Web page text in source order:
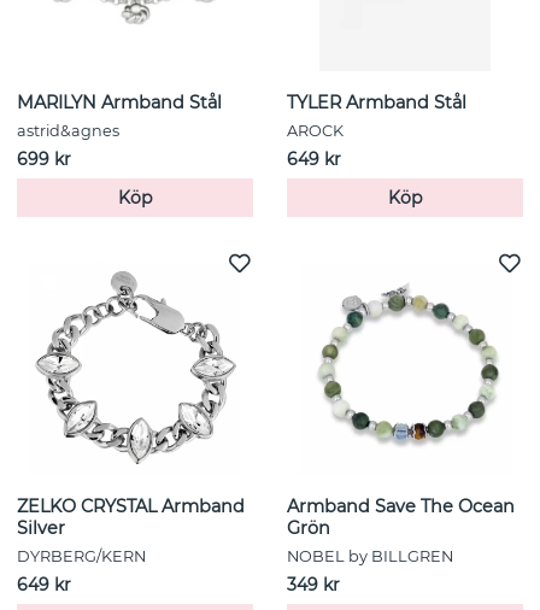
MARILYN Armband Stål
astrid&agnes
699 kr
Köp
TYLER Armband Stål
AROCK
649 kr
Köp
ZELKO CRYSTAL Armband
Silver
DYRBERG/KERN
649 kr
Armband Save The Ocean
Grön
NOBEL by BILLGREN
349 kr